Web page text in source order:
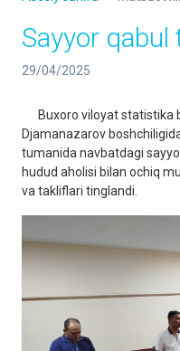
Sayyor qabul
29/04/2025
Buxoro viloyat statistika
Djamanazarov
tumanida navbatdagi
hudud aholisi bilan ochiq
va takliflari tinglandi.